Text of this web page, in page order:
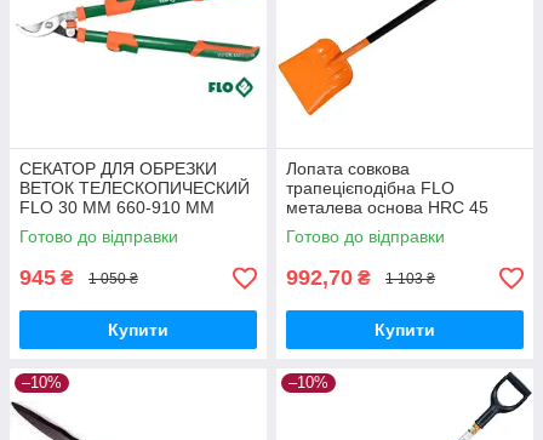
СЕКАТОР ДЛЯ ОБРЕЗКИ
ВЕТОК ТЕЛЕСКОПИЧЕСКИЙ
FLO 30 ММ 660-910 ММ
Готово до відправки
945 ₴ 1 050 ₴
Купити
Лопата совкова
трапецієподібна FLO
металева основа HRC 45
пластикова ручка
Готово до відправки
992,70 ₴ 1 103 ₴
Купити
–10% –10%